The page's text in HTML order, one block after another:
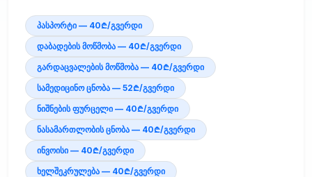
პასპორტი — 40₾/გვერდი
დაბადების მოწმობა — 40₾/გვერდი
გარდაცვალების მოწმობა — 40₾/გვერდი
სამედიცინო ცნობა — 52₾/გვერდი
ნიშნების ფურცელი — 40₾/გვერდი
ნასამართლობის ცნობა — 40₾/გვერდი
ინვოისი — 40₾/გვერდი
ხელშეკრულება — 40₾/გვერდი